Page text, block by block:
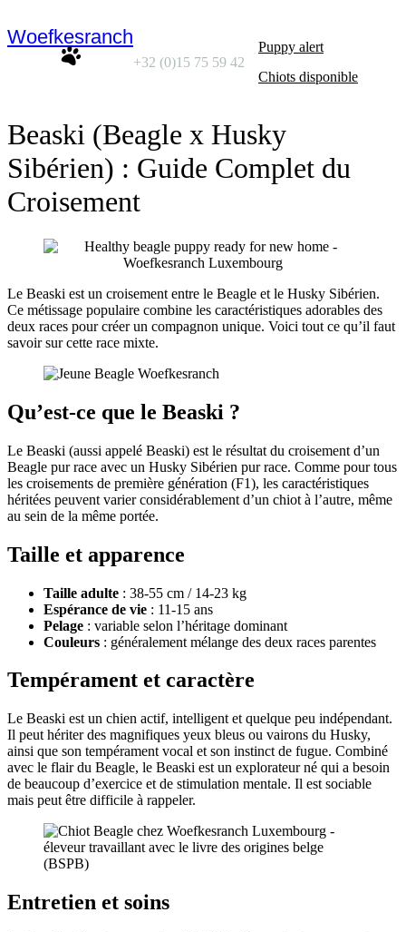
Woefkesranch
+32 (0)15 75 59 42
Puppy alert
Chiots disponible
Beaski (Beagle x Husky
Sibérien) : Guide Complet du
Croisement
Le Beaski est un croisement entre le Beagle et le Husky Sibérien.
Ce métissage populaire combine les caractéristiques adorables des
deux races pour créer un compagnon unique. Voici tout ce qu’il faut
savoir sur cette race mixte.
Qu’est-ce que le Beaski ?
Le Beaski (aussi appelé Beaski) est le résultat du croisement d’un
Beagle pur race avec un Husky Sibérien pur race. Comme pour tous
les croisements de première génération (F1), les caractéristiques
héritées peuvent varier considérablement d’un chiot à l’autre, même
au sein de la même portée.
Taille et apparence
Taille adulte : 38-55 cm / 14-23 kg
Espérance de vie : 11-15 ans
Pelage : variable selon l’héritage dominant
Couleurs : généralement mélange des deux races parentes
Tempérament et caractère
Le Beaski est un chien actif, intelligent et quelque peu indépendant.
Il peut hériter des magnifiques yeux bleus ou vairons du Husky,
ainsi que son tempérament vocal et son instinct de fugue. Combiné
avec le flair du Beagle, le Beaski est un explorateur né qui a besoin
de beaucoup d’exercice et de stimulation mentale. Il est sociable
mais peut être difficile à rappeler.
Entretien et soins